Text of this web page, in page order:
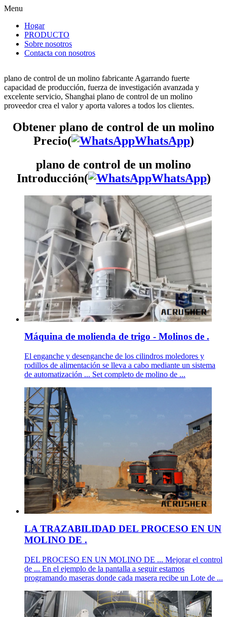
Menu
Hogar
PRODUCTO
Sobre nosotros
Contacta con nosotros
plano de control de un molino fabricante Agarrando fuerte
capacidad de producción, fuerza de investigación avanzada y
excelente servicio, Shanghai plano de control de un molino
proveedor crea el valor y aporta valores a todos los clientes.
Obtener plano de control de un molino
Precio(
WhatsApp)
plano de control de un molino
Introducción(
WhatsApp)
Máquina de molienda de trigo - Molinos de .
El enganche y desenganche de los cilindros moledores y
rodillos de alimentación se lleva a cabo mediante un sistema
de automatización ... Set completo de molino de ...
LA TRAZABILIDAD DEL PROCESO EN UN
MOLINO DE .
DEL PROCESO EN UN MOLINO DE ... Mejorar el control
de ... En el ejemplo de la pantalla a seguir estamos
programando maseras donde cada masera recibe un Lote de ...